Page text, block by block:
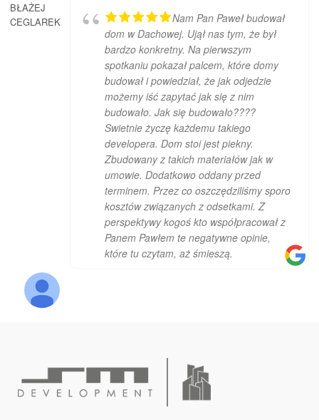
Nam Pan Paweł budował
dom w Dachowej. Ujął nas tym, że był
bardzo konkretny. Na pierwszym
spotkaniu pokazał palcem, które domy
budował i powiedział, że jak odjedzie
możemy iść zapytać jak się z nim
budowało. Jak się budowało????
Swietnie życzę każdemu takiego
developera. Dom stoi jest piekny.
Zbudowany z takich materiałów jak w
umowie. Dodatkowo oddany przed
terminem. Przez co oszczędziliśmy sporo
kosztów związanych z odsetkami. Z
perspektywy kogoś kto współpracował z
Panem Pawłem te negatywne opinie,
które tu czytam, aż śmieszą.
BŁAŻEJ
CEGLAREK